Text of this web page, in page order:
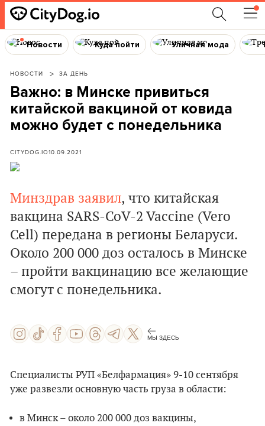
Новости Куда пойти Уличная мода
НОВОСТИ ЗА ДЕНЬ
Важно: в Минске привиться
китайской вакциной от ковида
можно будет с понедельника
CITYDOG.IO10.09.2021
Минздрав заявил, что китайская
вакцина SARS-CoV-2 Vaccine (Vero
Cell) передана в регионы Беларуси.
Около 200 000 доз осталось в Минске
– пройти вакцинацию все желающие
смогут с понедельника.
МЫ ЗДЕСЬ
Специалисты РУП «Белфармация» 9-10 сентября
уже развезли основную часть груза в области:
в Минск – около 200 000 доз вакцины,